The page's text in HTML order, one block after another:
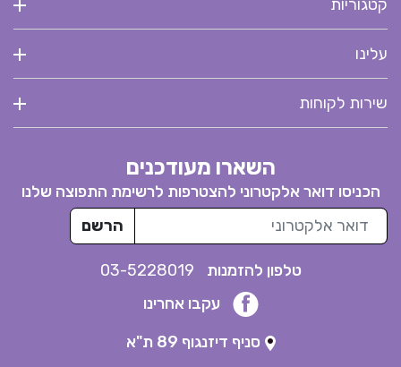
קטגוריות
עלינו
שירות לקוחות
השארו מעודכנים
הכניסו דואר אלקטרוני להצטרפות לרשימת התפוצה שלנו
דואר אלקטרוני
הרשם
טלפון להזמנות
עקבו אחרינו
סניף דיזנגוף 89 ת"א